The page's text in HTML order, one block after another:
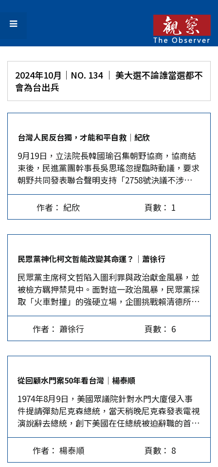
2024年10月｜NO. 134 │ 美大選不論誰當選都不
會為台出兵
台灣人民反台獨，才能和平自救│紀欣
9月19日，立法院長韓國瑜召集朝野協商，協商結
束後，民進黨團幹事長吳思瑤忽提臨時動議，要求
朝野共同發表聯合聲明支持「2758號決議不涉
台」，未獲藍白兩黨支持。不料，國民黨團於次日
發出聲明稿，呼籲聯合國大會「儘速接納中華民國
重返並完整參與」。看來國、民兩黨立委已忘了十
名」後，隨即提出「以台灣為名義加入聯合國」公
投案，而國民黨拿香跟拜，推出「以中華民國重返
聯合國」公投案，讓藍營選民不知所從。所幸，美
國當時對阿扁以「走後門」方式推進法理台獨大表
不滿，稱其為「麻煩製造者」，又有十多個民間團
體組成「拒領公投票行動聯盟」，並集資在報紙頭
版刊登廣告，這才使2008年3月大選同時舉行的此
二案，均因投票率未達50%而宣告失敗。 有此前
「台灣地位未定論」，挑戰「一中原則」，已重挫
兩岸關係，所造成的後果卻要全民埋單。 自9月25
日起，台灣銷往大陸的34項農產品取消免稅優惠。
這是自今年初以來，大陸第三次終止台灣產品的免
關稅措施。儘管這兩年台灣對大陸出口有下降趨
勢，但2023年仍占出口總額的35.2%，大陸也仍是
台灣最大的貿易夥伴、順差來源，如對大陸出口不
斷受限，必將影響台灣的經濟成長，傷害農漁民及
作者： 紀欣 頁數： 1
民眾黨神化柯文哲能改變其命運？│蕭徐行
民眾黨主席柯文哲陷入圖利罪與政治獻金風暴，並
被檢方羈押禁見中。面對這一政治風暴，民眾黨採
取「火車對撞」的強硬立場，企圖挑戰賴清德所掌
控的「新黨國體制」。可預見立法院新會期，民眾
黨將在司法、考試人事同意權及中央政府預算方面
痛下殺手。但白營這樣的慷慨激昂與神化柯文哲，
治風暴 9月8日晚上，在立法院號稱聚集了2萬人的
政治聚會，左右護法黃國昌、館長大聲疾呼要真
相，要政府放人，加上柯妻陳珮琪悲戚感人的救夫
文，民眾黨人士甚至稱呼柯P為「台灣的曼德
拉」，一場神格化的佈道大會，除希望保住柯P的
人氣指數，也是黨內各路人物施展身手，希望得到
政治權力的舞台。 柯文哲發生政治獻金風暴後，
民眾黨就陷入群龍無首的局面，並且爆發激烈的內
作者： 蕭徐行 頁數： 6
從回顧水門案50年看台灣│楊泰順
1974年8月9日，美國眾議院針對水門大廈侵入事
件提請彈劾尼克森總統，當天稍晚尼克森發表電視
演說辭去總統，創下美國在任總統被迫辭職的首
例。此一事件對美國政壇造成極大震撼，但50年後
回顧更值得關切的，應是美國各界在貪腐總統下台
後的自省與改革。 這些自省與改革，讓美國人民
作者： 楊泰順 頁數： 8